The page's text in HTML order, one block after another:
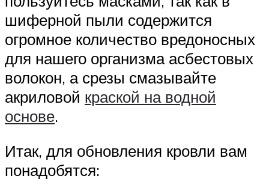
шиферной пыли содержится
огромное количество вредоносных
для нашего организма асбестовых
волокон, а срезы смазывайте
акриловой краской на водной
основе.
Итак, для обновления кровли вам
понадобятся: